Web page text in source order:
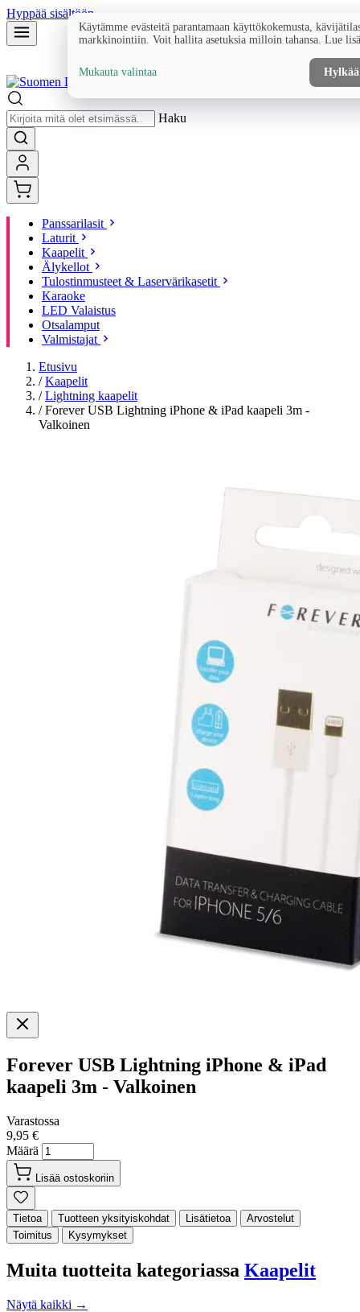
Hyppää sisältöön
Haku
Panssarilasit
Laturit
Kaapelit
Älykellot
Tulostinmusteet & Laservärikasetit
Karaoke
LED Valaistus
Otsalamput
Valmistajat
Etusivu
/ Kaapelit
/ Lightning kaapelit
/ Forever USB Lightning iPhone & iPad kaapeli 3m -
Valkoinen
Forever USB Lightning iPhone & iPad
kaapeli 3m - Valkoinen
Varastossa
9,95 €
Määrä
Lisää ostoskoriin
Tietoa Tuotteen yksityiskohdat Lisätietoa
Arvostelut
Toimitus
Kysymykset
Muita tuotteita kategoriassa Kaapelit
Näytä kaikki →
Käytämme evästeitä parantamaan käyttökokemusta,
markkinointiin. Voit hallita asetuksia milloin tahansa. Lue
Mukauta valintaa Hylkää